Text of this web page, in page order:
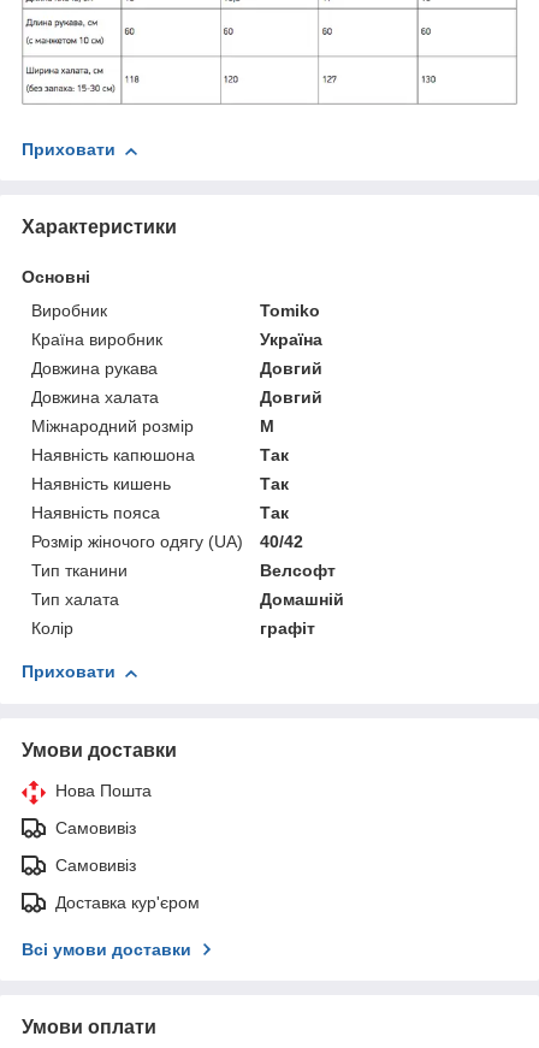
Приховати
Характеристики
Основні
Виробник
Tomiko
Країна виробник
Україна
Довжина рукава
Довгий
Довжина халата
Довгий
Міжнародний розмір
M
Наявність капюшона
Так
Наявність кишень
Так
Наявність пояса
Так
Розмір жіночого одягу (UA)
40/42
Тип тканини
Велсофт
Тип халата
Домашній
Колір
графіт
Приховати
Умови доставки
Нова Пошта
Самовивіз
Самовивіз
Доставка кур'єром
Всі умови доставки
Умови оплати